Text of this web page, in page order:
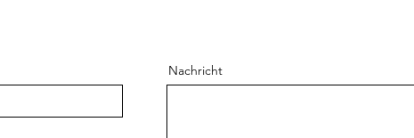
Nachricht